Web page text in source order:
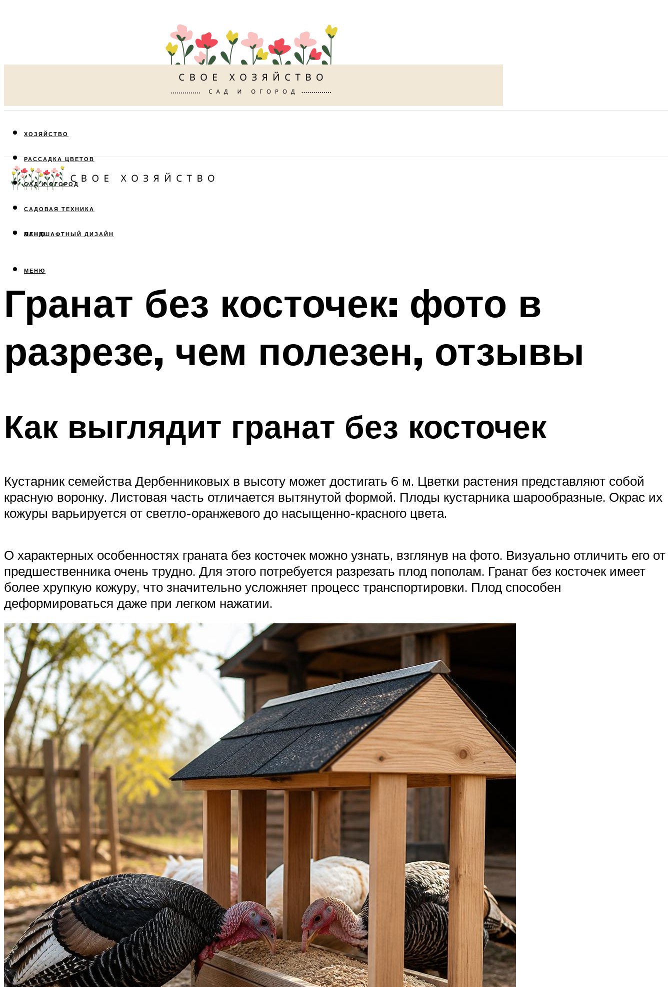
ХОЗЯЙСТВО
РАССАДКА ЦВЕТОВ
САД И ОГОРОД
САДОВАЯ ТЕХНИКА
ЛАНДШАФТНЫЙ ДИЗАЙН
МЕНЮ
МЕНЮ
Гранат без косточек: фото в
разрезе, чем полезен, отзывы
Как выглядит гранат без косточек
Кустарник семейства Дербенниковых в высоту может достигать 6 м. Цветки растения представляют собой
красную воронку. Листовая часть отличается вытянутой формой. Плоды кустарника шарообразные. Окрас их
кожуры варьируется от светло-оранжевого до насыщенно-красного цвета.
О характерных особенностях граната без косточек можно узнать, взглянув на фото. Визуально отличить его от
предшественника очень трудно. Для этого потребуется разрезать плод пополам. Гранат без косточек имеет
более хрупкую кожуру, что значительно усложняет процесс транспортировки. Плод способен
деформироваться даже при легком нажатии.